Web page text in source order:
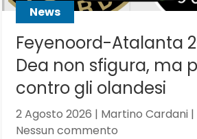
News
Feyenoord-Atalanta
Dea non sfigura, ma
contro gli olandesi
2 Agosto 2026 | Martino Cardani |
Nessun commentosu